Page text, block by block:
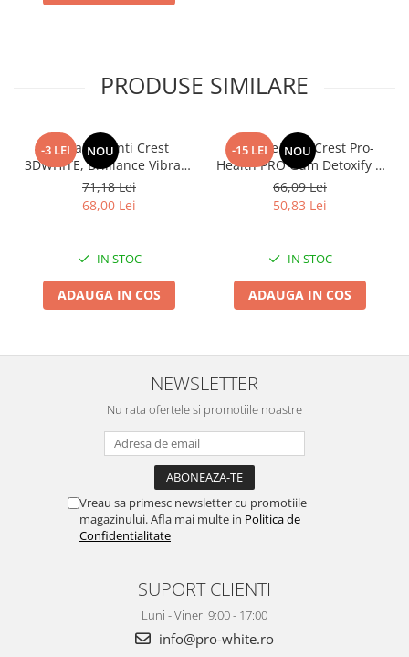
PRODUSE SIMILARE
-3 LEI NOU
Pasta de dinti Crest
3DWHITE, Brilliance Vibrant
Peppermint, LARGE SIZE,
fara gluten, 130g
71,18 Lei
68,00 Lei
IN STOC
ADAUGA IN COS
-15 LEI NOU
Pasta de dinti Crest Pro-
Health PRO Gum Detoxify &
Restore, Deep Clean, gust
de menta, vindeca gingia,
130g
66,09 Lei
50,83 Lei
IN STOC
ADAUGA IN COS
NEWSLETTER
Nu rata ofertele si promotiile noastre
Vreau sa primesc newsletter cu promotiile
magazinului. Afla mai multe in Politica de
Confidentialitate
SUPORT CLIENTI
Luni - Vineri 9:00 - 17:00
info@pro-white.ro